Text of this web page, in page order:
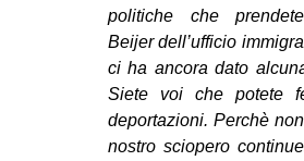
politiche che
Beijer dell’ufficio
ci ha ancora dato
Siete voi che potete
deportazioni. Perchè
nostro sciopero